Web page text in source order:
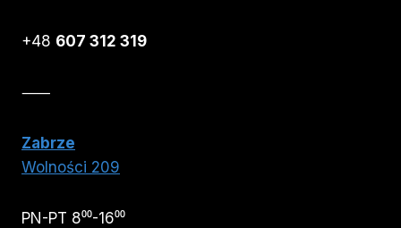
+48 607 312 319
⸺
Zabrze
Wolności 209
PN-PT 8⁰⁰-16⁰⁰